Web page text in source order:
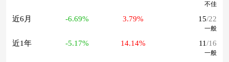
不佳
近6月 -6.69% 3.79% 15/22
一般
近1年 -5.17% 14.14% 11/16
一般